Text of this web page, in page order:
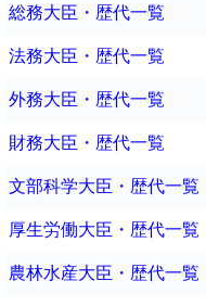
総務大臣・歴代一覧
法務大臣・歴代一覧
外務大臣・歴代一覧
財務大臣・歴代一覧
文部科学大臣・歴代一覧
厚生労働大臣・歴代一覧
農林水産大臣・歴代一覧